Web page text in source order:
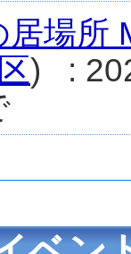
場所
) :